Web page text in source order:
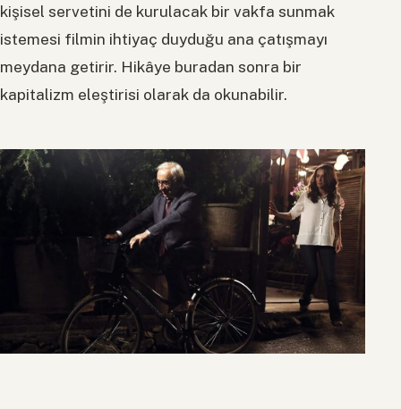
kişisel servetini de kurulacak bir vakfa sunmak
istemesi filmin ihtiyaç duyduğu ana çatışmayı
meydana getirir. Hikâye buradan sonra bir
kapitalizm eleştirisi olarak da okunabilir.